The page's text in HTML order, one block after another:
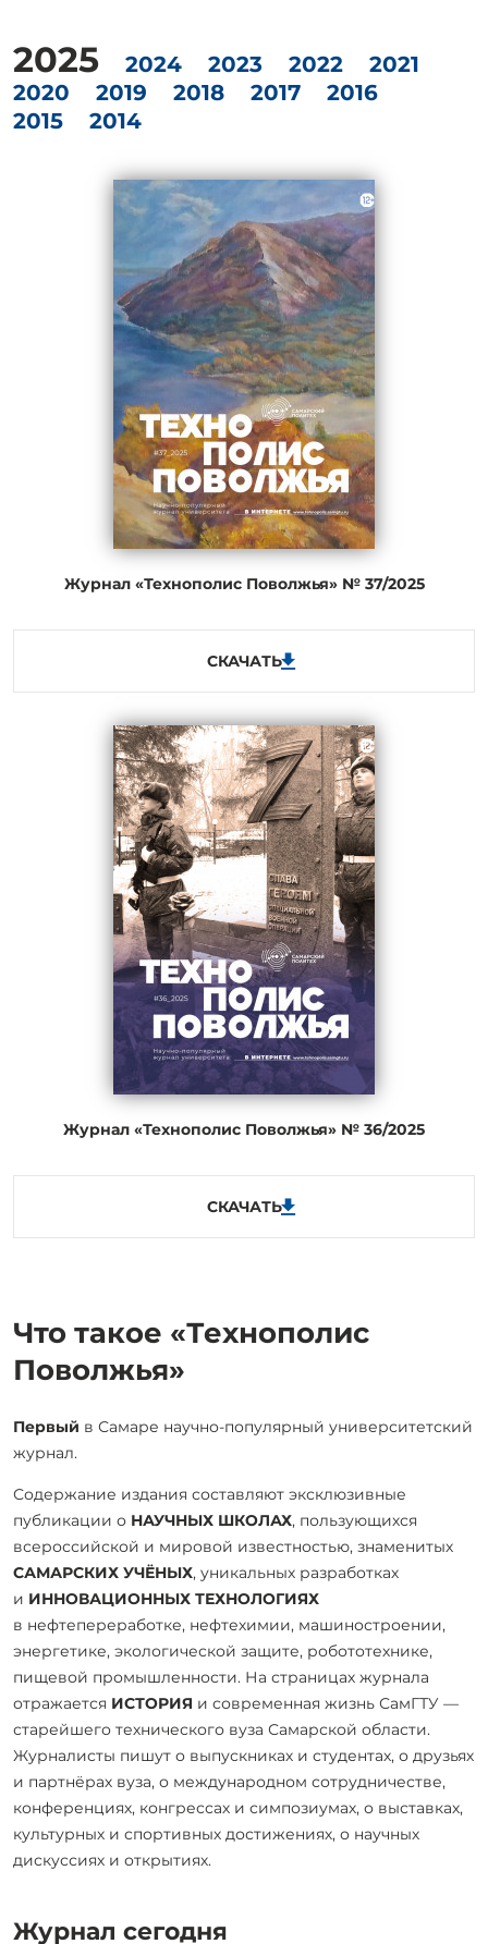
2025 2024 2023 2022
2021
2020
2019 2018 2017
2016
2015
2014
Журнал «Технополис Поволжья» № 37/2025
СКАЧАТЬ
Журнал «Технополис Поволжья» № 36/2025
СКАЧАТЬ
Что такое «Технополис
Поволжья»
Первый в Самаре научно-популярный университетский
журнал.
Содержание издания составляют эксклюзивные
публикации о НАУЧНЫХ ШКОЛАХ, пользующихся
всероссийской и мировой известностью, знаменитых
САМАРСКИХ УЧЁНЫХ, уникальных разработках
и ИННОВАЦИОННЫХ ТЕХНОЛОГИЯХ
в нефтепереработке, нефтехимии, машиностроении,
энергетике, экологической защите, робототехнике,
пищевой промышленности. На страницах журнала
отражается ИСТОРИЯ и современная жизнь СамГТУ —
старейшего технического вуза Самарской области.
Журналисты пишут о выпускниках и студентах, о друзьях
и партнёрах вуза, о международном сотрудничестве,
конференциях, конгрессах и симпозиумах, о выставках,
культурных и спортивных достижениях, о научных
дискуссиях и открытиях.
Журнал сегодня